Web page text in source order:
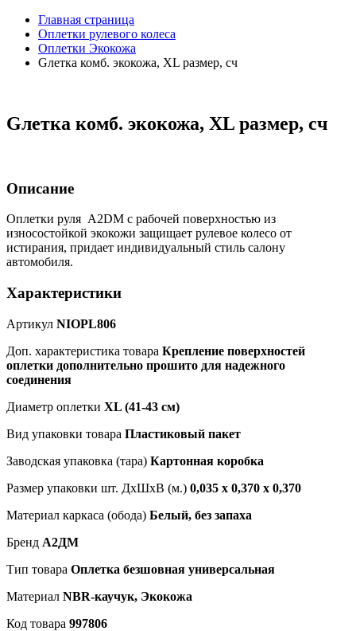
Главная страница
Оплетки рулевого колеса
Оплетки Экокожа
Gлетка комб. экокожа, XL размер, сч
Gлетка комб. экокожа, XL размер, сч
Описание
Оплетки руля A2DM с рабочей поверхностью из
износостойкой экокожи защищает рулевое колесо от
истирания, придает индивидуальный стиль салону
автомобиля.
Характеристики
Артикул NIOPL806
Доп. характеристика товара Крепление поверхностей
оплетки дополнительно прошито для надежного
соединения
Диаметр оплетки XL (41-43 см)
Вид упаковки товара Пластиковый пакет
Заводская упаковка (тара) Картонная коробка
Размер упаковки шт. ДхШхВ (м.) 0,035 х 0,370 х 0,370
Материал каркаса (обода) Белый, без запаха
Бренд А2ДМ
Тип товара Оплетка безшовная универсальная
Материал NBR-каучук, Экокожа
Код товара 997806